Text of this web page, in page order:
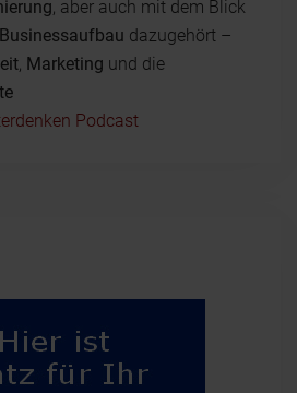
, aber auch mit dem Blick
Businessaufbau dazugehört –
, Marketing und die
Podcast